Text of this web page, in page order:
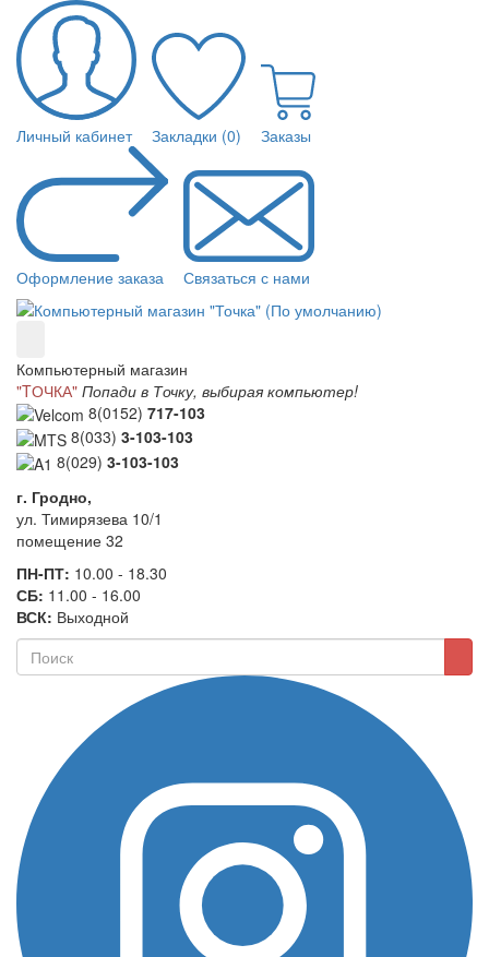
Личный кабинет Закладки (0) Заказы
Оформление заказа Связаться с нами
Компьютерный магазин
"TОЧКА" Попади в Точку, выбирая компьютер!
8(0152) 717-103
8(033) 3-103-103
8(029) 3-103-103
г. Гродно,
ул. Тимирязева 10/1
помещение 32
ПН-ПТ: 10.00 - 18.30
СБ: 11.00 - 16.00
ВСК: Выходной